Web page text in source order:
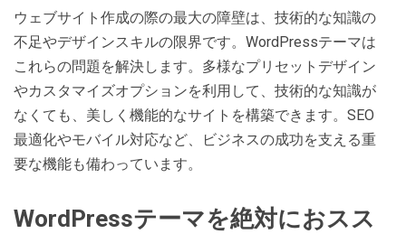
ウェブサイト作成の際の最大の障壁は、技術的な知識の
不足やデザインスキルの限界です。WordPressテーマは
これらの問題を解決します。多様なプリセットデザイン
やカスタマイズオプションを利用して、技術的な知識が
なくても、美しく機能的なサイトを構築できます。SEO
最適化やモバイル対応など、ビジネスの成功を支える重
要な機能も備わっています。
WordPressテーマを絶対におスス